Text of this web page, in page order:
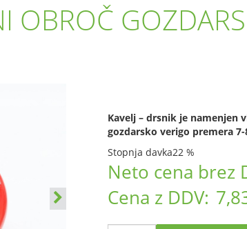
OBROČ
Kavelj – drsnik je namenjen
gozdarsko verigo premera
Stopnja davka22 %
Neto cena brez
Cena z DDV: